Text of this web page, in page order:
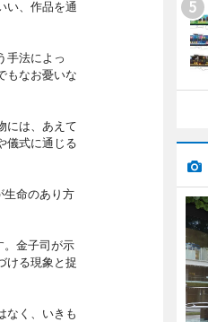
い、作品を通
手法によっ
もなお憂いな
には、あえて
儀式に通じる
生命のあり方
。金子司が示
ける現象と捉
なく、いきも